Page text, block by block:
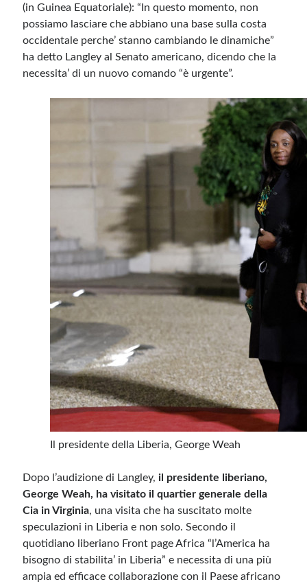
(in Guinea Equatoriale): “In questo momento, non
possiamo lasciare che abbiano una base sulla costa
occidentale perche’ stanno cambiando le dinamiche”
ha detto Langley al Senato americano, dicendo che la
necessita’ di un nuovo comando “è urgente”.
Il presidente della Liberia, George Weah
Dopo l’audizione di Langley,il presidente liberiano,
George Weah, ha visitato il quartier generale della
Cia in Virginia, una visita che ha suscitato molte
speculazioni in Liberia e non solo. Secondo il
quotidiano liberiano Front page Africa “l’America ha
bisogno di stabilita’ in Liberia” e necessita di una più
ampia ed efficace collaborazione con il Paese africano